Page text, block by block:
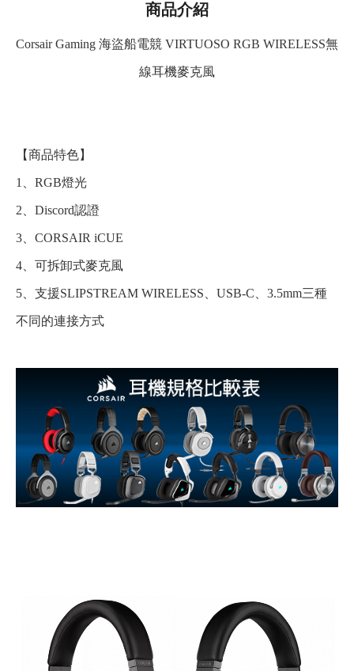
商品介紹
Corsair Gaming 海盜船電競 VIRTUOSO RGB WIRELESS無
線耳機麥克風
【商品特色】
1、RGB燈光
2、Discord認證
3、CORSAIR iCUE
4、可拆卸式麥克風
5、支援SLIPSTREAM WIRELESS、USB-C、3.5mm三種
不同的連接方式